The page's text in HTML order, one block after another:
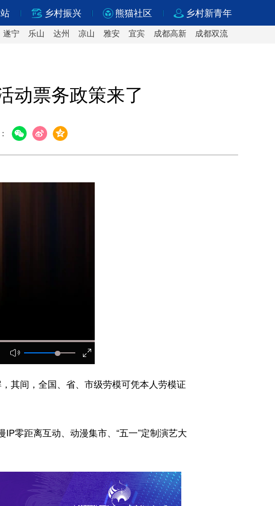
乡村振兴 熊猫社区 乡村新青年
遂宁 乐山 达州 凉山 雅安 宜宾 成都高新 成都双流
动票务政策来了
其间，全国、省、市级劳模可凭本人劳模证
零距离互动、动漫集市、“五一”定制演艺大